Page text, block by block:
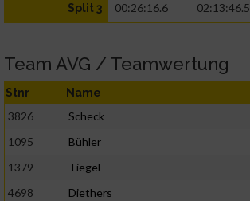
Split 3 00:26:16.6 02:13:46.5
Team AVG / Teamwertung
Stnr Name
3826 Scheck
1095
Bühler
1379
Tiegel
4698
Diethers